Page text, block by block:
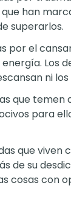
han
superarlos.
por el
Los
ni
que
para
que viven
de su
cosas con